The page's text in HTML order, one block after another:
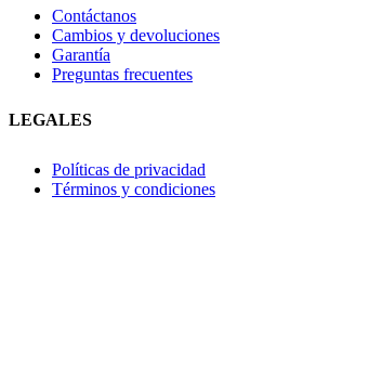
Contáctanos
Cambios y devoluciones
Garantía
Preguntas frecuentes
LEGALES
Políticas de privacidad
Términos y condiciones